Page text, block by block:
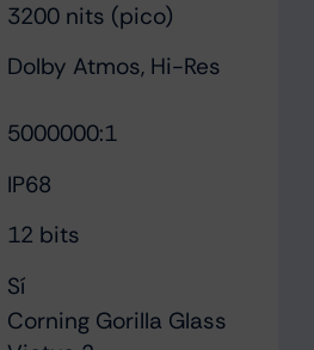
3200 nits (pico)
Dolby Atmos, Hi-Res
5000000:1
IP68
12 bits
Sí
Corning Gorilla Glass